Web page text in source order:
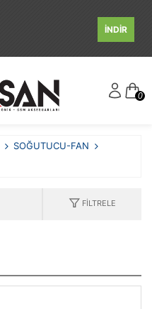
İNDİR
0
SOĞUTUCU-FAN
FILTRELE